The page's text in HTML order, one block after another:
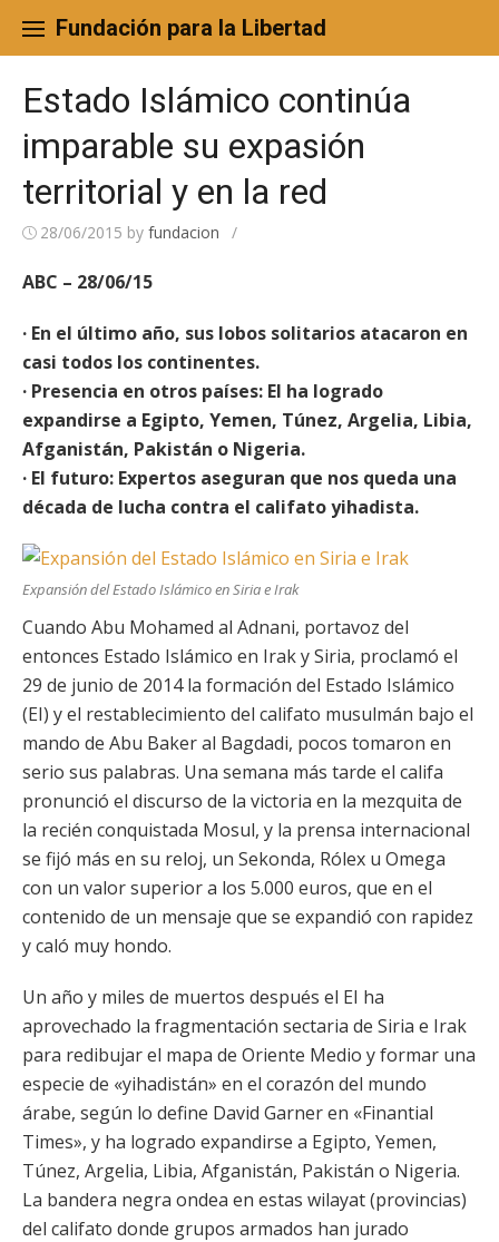
content
Fundación para la Libertad
Estado Islámico continúa
imparable su expasión
territorial y en la red
28/06/2015 by fundacion /
ABC – 28/06/15
· En el último año, sus lobos solitarios atacaron en
casi todos los continentes.
· Presencia en otros países: EI ha logrado
expandirse a Egipto, Yemen, Túnez, Argelia, Libia,
Afganistán, Pakistán o Nigeria.
· El futuro: Expertos aseguran que nos queda una
década de lucha contra el califato yihadista.
Expansión del Estado Islámico en Siria e Irak
Cuando Abu Mohamed al Adnani, portavoz del
entonces Estado Islámico en Irak y Siria, proclamó el
29 de junio de 2014 la formación del Estado Islámico
(EI) y el restablecimiento del califato musulmán bajo el
mando de Abu Baker al Bagdadi, pocos tomaron en
serio sus palabras. Una semana más tarde el califa
pronunció el discurso de la victoria en la mezquita de
la recién conquistada Mosul, y la prensa internacional
se fijó más en su reloj, un Sekonda, Rólex u Omega
con un valor superior a los 5.000 euros, que en el
contenido de un mensaje que se expandió con rapidez
y caló muy hondo.
Un año y miles de muertos después el EI ha
aprovechado la fragmentación sectaria de Siria e Irak
para redibujar el mapa de Oriente Medio y formar una
especie de «yihadistán» en el corazón del mundo
árabe, según lo define David Garner en «Finantial
Times», y ha logrado expandirse a Egipto, Yemen,
Túnez, Argelia, Libia, Afganistán, Pakistán o Nigeria.
La bandera negra ondea en estas wilayat (provincias)
del califato donde grupos armados han jurado